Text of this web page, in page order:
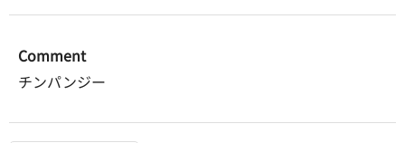
Comment
チンパンジー